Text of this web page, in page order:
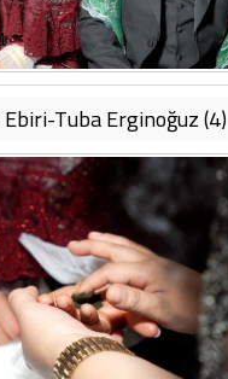
Tuba Erginoğuz (4)